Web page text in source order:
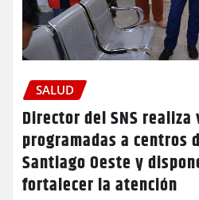
SALUD
Director del SNS
programadas a centros
Santiago Oeste y
fortalecer la atención